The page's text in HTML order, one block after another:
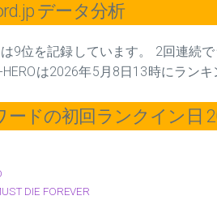
データ分析
9位を記録しています。 2回連続
HEROは2026年5月8日13時にランキ
ードの初回ランクイン日
DIE FOREVER